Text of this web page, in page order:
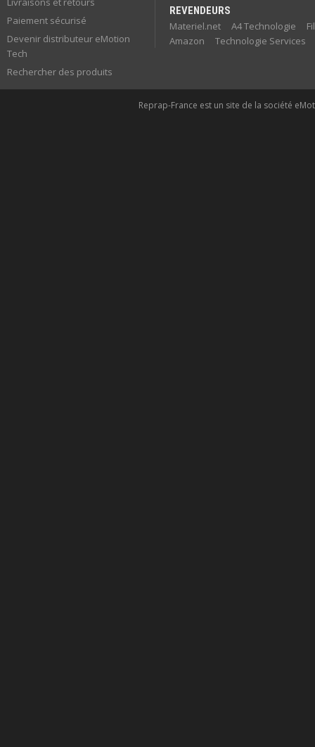
Paiement sécurisé
Devenir distributeur eMotion
Tech
Rechercher des produits
REVENDEURS
Materiel.net
A4 Technologie
Amazon
Technologie Services
Reprap-France est un site de la société